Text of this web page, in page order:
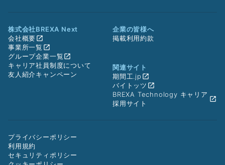
株式会社BREXA Next
会社概要
事業所一覧
グループ企業一覧
キャリア社員制度について
友人紹介キャンペーン
企業の皆様へ
掲載利用約款
関連サイト
期間工.jp
バイトッツ
BREXA Technology キャリア
採用サイト
プライバシーポリシー
利用規約
セキュリティポリシー